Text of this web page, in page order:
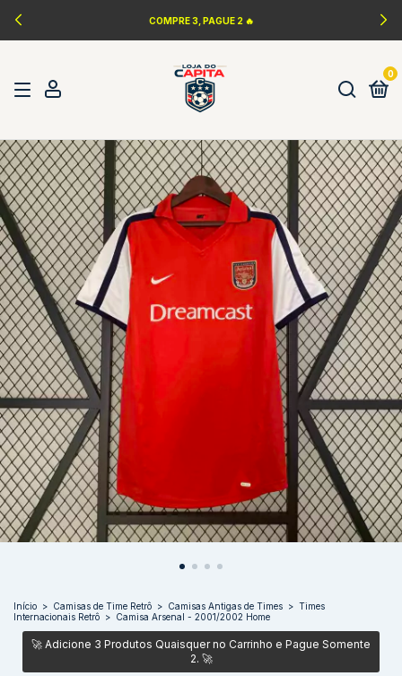
LANÇAMENTOS DA NBA 🏀
0
Início > Camisas de Time Retrô > Camisas Antigas de Times > Times
Internacionais Retrô > Camisa Arsenal - 2001/2002 Home